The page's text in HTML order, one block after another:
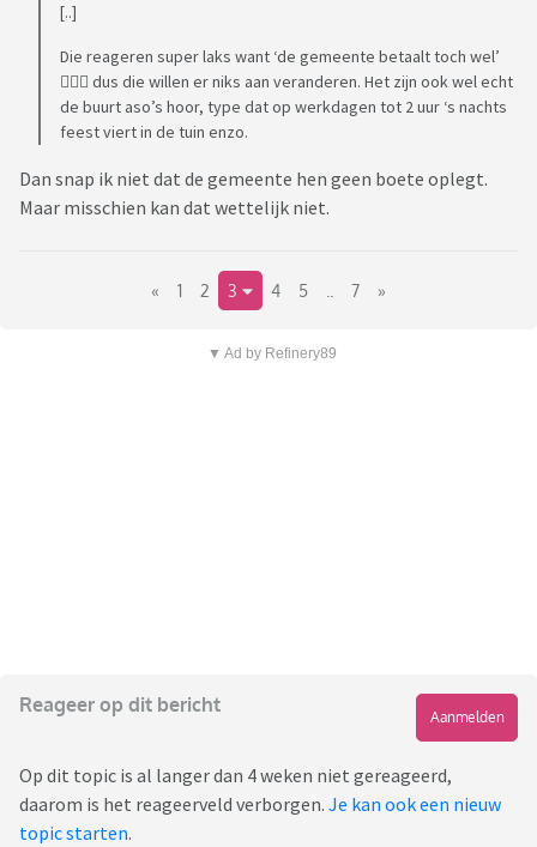
[..]
Die reageren super laks want ‘de gemeente betaalt toch wel’
🤷🏻‍♀️ dus die willen er niks aan veranderen. Het zijn ook wel echt
de buurt aso’s hoor, type dat op werkdagen tot 2 uur ‘s nachts
feest viert in de tuin enzo.
Dan snap ik niet dat de gemeente hen geen boete oplegt.
Maar misschien kan dat wettelijk niet.
« 1 2 3 4 5 7 »
▼ Ad by Refinery89
Reageer op dit bericht
Aanmelden
Op dit topic is al langer dan 4 weken niet gereageerd,
daarom is het reageerveld verborgen. Je kan ook een nieuw
topic starten.